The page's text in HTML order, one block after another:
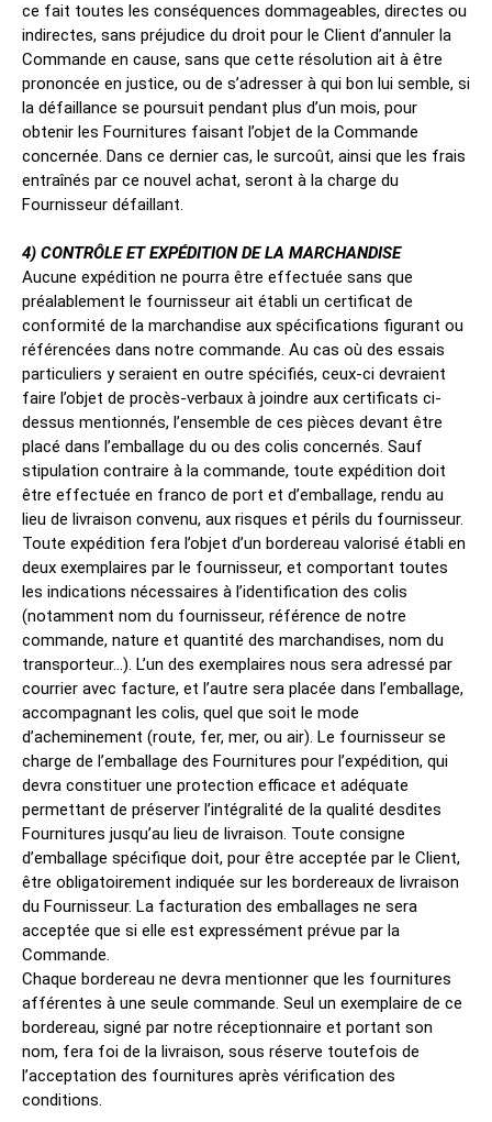
ce fait toutes les conséquences dommageables, directes ou
indirectes, sans préjudice du droit pour le Client d’annuler la
Commande en cause, sans que cette résolution ait à être
prononcée en justice, ou de s’adresser à qui bon lui semble, si
la défaillance se poursuit pendant plus d’un mois, pour
obtenir les Fournitures faisant l’objet de la Commande
concernée. Dans ce dernier cas, le surcoût, ainsi que les frais
entraînés par ce nouvel achat, seront à la charge du
Fournisseur défaillant.
4) CONTRÔLE ET EXPÉDITION DE LA MARCHANDISE
Aucune expédition ne pourra être effectuée sans que
préalablement le fournisseur ait établi un certificat de
conformité de la marchandise aux spécifications figurant ou
référencées dans notre commande. Au cas où des essais
particuliers y seraient en outre spécifiés, ceux-ci devraient
faire l’objet de procès-verbaux à joindre aux certificats ci-
dessus mentionnés, l’ensemble de ces pièces devant être
placé dans l’emballage du ou des colis concernés. Sauf
stipulation contraire à la commande, toute expédition doit
être effectuée en franco de port et d’emballage, rendu au
lieu de livraison convenu, aux risques et périls du fournisseur.
Toute expédition fera l’objet d’un bordereau valorisé établi en
deux exemplaires par le fournisseur, et comportant toutes
les indications nécessaires à l’identification des colis
(notamment nom du fournisseur, référence de notre
commande, nature et quantité des marchandises, nom du
transporteur…). L’un des exemplaires nous sera adressé par
courrier avec facture, et l’autre sera placée dans l’emballage,
accompagnant les colis, quel que soit le mode
d’acheminement (route, fer, mer, ou air). Le fournisseur se
charge de l’emballage des Fournitures pour l’expédition, qui
devra constituer une protection efficace et adéquate
permettant de préserver l’intégralité de la qualité desdites
Fournitures jusqu’au lieu de livraison. Toute consigne
d’emballage spécifique doit, pour être acceptée par le Client,
être obligatoirement indiquée sur les bordereaux de livraison
du Fournisseur. La facturation des emballages ne sera
acceptée que si elle est expressément prévue par la
Commande.
Chaque bordereau ne devra mentionner que les fournitures
afférentes à une seule commande. Seul un exemplaire de ce
bordereau, signé par notre réceptionnaire et portant son
nom, fera foi de la livraison, sous réserve toutefois de
l’acceptation des fournitures après vérification des
conditions.